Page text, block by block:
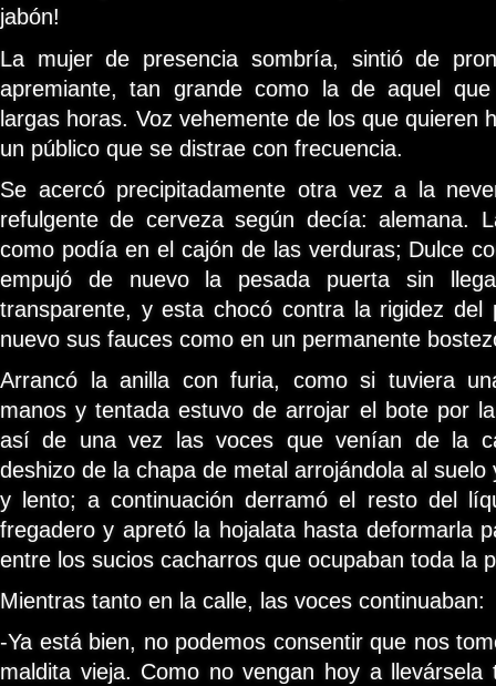
jabón!
La mujer de presencia sombría, sintió de
apremiante, tan grande como la de aquel
largas horas. Voz vehemente de los que quieren
un público que se distrae con frecuencia.
Se acercó precipitadamente otra vez a la
refulgente de cerveza según decía: alemana.
como podía en el cajón de las verduras; Dulce
empujó de nuevo la pesada puerta sin
transparente, y esta chocó contra la rigidez del
nuevo sus fauces como en un permanente
Arrancó la anilla con furia, como si tuviera
manos y tentada estuvo de arrojar el bote por
así de una vez las voces que venían de la
deshizo de la chapa de metal arrojándola al
y lento; a continuación derramó el resto del
fregadero y apretó la hojalata hasta deformarla
entre los sucios cacharros que ocupaban toda la
Mientras tanto en la calle, las voces continuaban:
-Ya está bien, no podemos consentir que nos
maldita vieja. Como no vengan hoy a llevársela